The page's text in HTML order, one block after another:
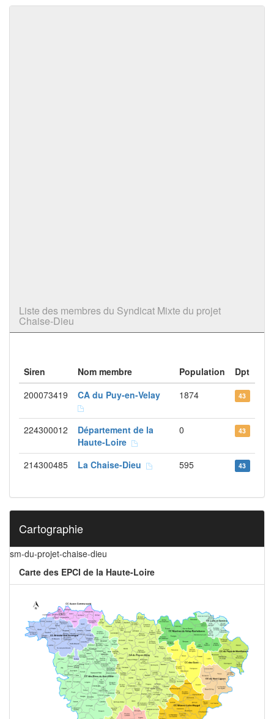
Liste des membres du Syndicat Mixte du projet
Chaise-Dieu
Siren Nom membre Population
Dpt
200073419
CA du Puy-en-Velay 1874 43
224300012
Département de la
Haute-Loire
0 43
214300485 La Chaise-Dieu 595 43
Cartographie
sm-du-projet-chaise-dieu
Carte des EPCI de la Haute-Loire